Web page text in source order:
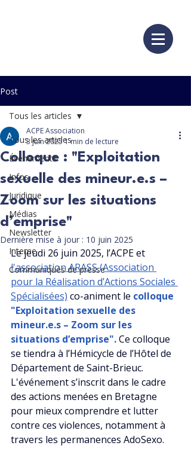
Post
Tous les articles
Événements
Infos
Juridique
Médias
Newsletter
Interne
Communiqués de presse
Tous les articles
Colloque : "Exploitation
sexuelle des mineur.e.s –
Zoom sur les situations
d’emprise"
ACPE Association
3 juin 2025 1 min de lecture
Dernière mise à jour : 10 juin 2025
Le jeudi 26 juin 2025, l’ACPE et
l'association ARASS (Association
pour la Réalisation d’Actions Sociales
Spécialisées) co-animent le colloque
"Exploitation sexuelle des
mineur.e.s – Zoom sur les
situations d’emprise". Ce colloque
se tiendra à l’Hémicycle de l’Hôtel de
Département de Saint-Brieuc.
L'événement s’inscrit dans le cadre
des actions menées en Bretagne
pour mieux comprendre et lutter
contre ces violences, notamment à
travers les permanences AdoSexo.